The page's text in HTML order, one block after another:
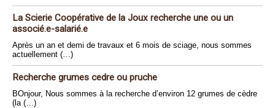
La Scierie Coopérative de la Joux recherche une ou un
associé.e-salarié.e
Après un an et demi de travaux et 6 mois de sciage, nous sommes
actuellement (…)
Recherche grumes cedre ou pruche
BOnjour, Nous sommes à la recherche d’environ 12 grumes de cèdre
(la (…)